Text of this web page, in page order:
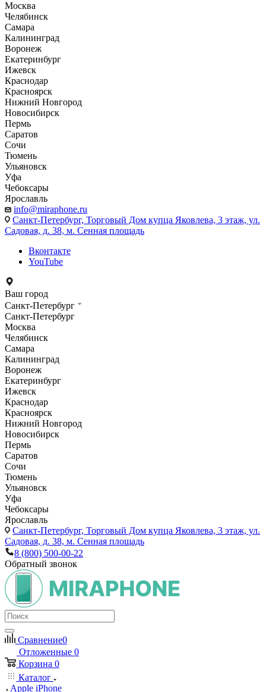
Москва
Челябинск
Самара
Калининград
Воронеж
Екатеринбург
Ижевск
Краснодар
Красноярск
Нижний Новгород
Новосибирск
Пермь
Саратов
Сочи
Тюмень
Ульяновск
Уфа
Чебоксары
Ярославль
info@miraphone.ru
Санкт-Петербург, Торговый Дом купца Яковлева, 3 этаж, ул.
Садовая, д. 38, м. Сенная площадь
Вконтакте
YouTube
Ваш город
Санкт-Петербург
Санкт-Петербург
Москва
Челябинск
Самара
Калининград
Воронеж
Екатеринбург
Ижевск
Краснодар
Красноярск
Нижний Новгород
Новосибирск
Пермь
Саратов
Сочи
Тюмень
Ульяновск
Уфа
Чебоксары
Ярославль
Санкт-Петербург, Торговый Дом купца Яковлева, 3 этаж, ул.
Садовая, д. 38, м. Сенная площадь
8 (800) 500-00-22
Обратный звонок
Сравнение0
Отложенные 0
Корзина 0
Каталог
Apple iPhone